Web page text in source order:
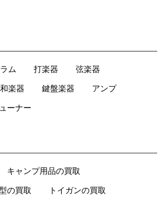
ラム 打楽器 弦楽器
和楽器 鍵盤楽器 アンプ
ーナー
キャンプ用品の買取
の買取 トイガンの買取